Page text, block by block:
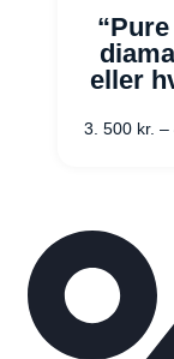
eller
3. 500 kr. –